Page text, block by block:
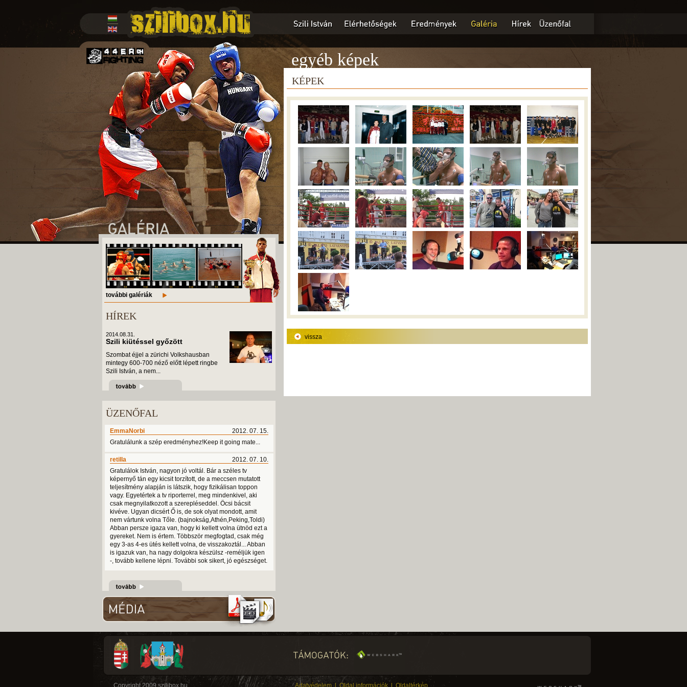
további galériák
HÍREK
2014.08.31.
Szili kiütéssel győzött
Szombat éjjel a zürichi Volkshausban
mintegy 600-700 néző előtt lépett ringbe
Szili István, a nem...
ÜZENŐFAL
2012. 07. 15.
EmmaNorbi
Gratulálunk a szép eredményhez!Keep it going mate...
2012. 07. 10.
retilla
Gratulálok István, nagyon jó voltál. Bár a széles tv
képernyő tán egy kicsit torzított, de a meccsen mutatott
teljesítmény alapján is látszik, hogy fizikálisan toppon
vagy. Egyetértek a tv riporterrel, meg mindenkivel, aki
csak megnyilatkozott a szerepléseddel. Öcsi bácsit
kivéve. Ugyan dicsért Ő is, de sok olyat mondott, amit
nem vártunk volna Tőle. (bajnokság,Athén,Peking,Toldi)
Abban persze igaza van, hogy ki kellett volna ütnöd ezt a
gyereket. Nem is értem. Többször megfogtad, csak még
egy 3-as 4-es ütés kellett volna, de visszakoztál... Abban
is igazuk van, ha nagy dolgokra készülsz -reméljük igen
-, tovább kellene lépni. További sok sikert, jó egészséget.
egyéb képek
KÉPEK
vissza
Copyright 2009 szilibox.hu Adatvédelem Oldal információk Oldaltérkép